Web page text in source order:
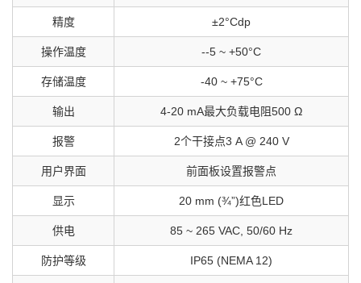
精度 ±2°Cdp
操作温度 --5 ~ +50°C
存储温度 -40 ~ +75°C
输出 4-20 mA最大负载电阻500 Ω
报警 2个干接点3 A @ 240 V
用户界面 前面板设置报警点
显示 20 mm (¾”)红色LED
供电 85 ~ 265 VAC, 50/60 Hz
防护等级 IP65 (NEMA 12)